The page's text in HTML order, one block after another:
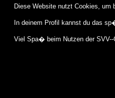
Diese Website nutzt Cookies,
In deinem Profil kannst du das
Viel Spa� beim Nutzen der SVV--